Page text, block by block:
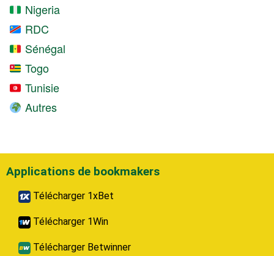
Nigeria
RDC
Sénégal
Togo
Tunisie
Autres
Applications de bookmakers
Télécharger 1xBet
Télécharger 1Win
Télécharger Betwinner